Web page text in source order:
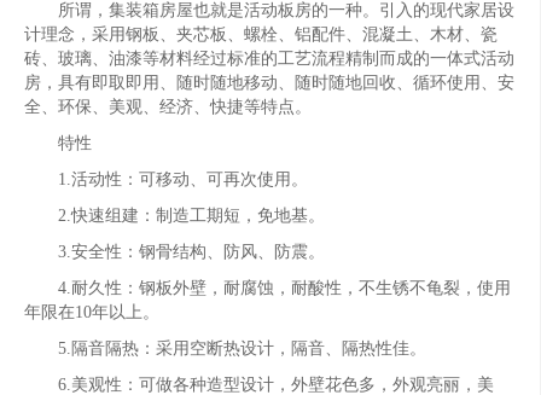
所谓，集装箱房屋也就是活动板房的一种。引入的现代家居设
计理念，采用钢板、夹芯板、螺栓、铝配件、混凝土、木材、瓷
砖、玻璃、油漆等材料经过标准的工艺流程精制而成的一体式活动
房，具有即取即用、随时随地移动、随时随地回收、循环使用、安
全、环保、美观、经济、快捷等特点。
特性
1.活动性：可移动、可再次使用。
2.快速组建：制造工期短，免地基。
3.安全性：钢骨结构、防风、防震。
4.耐久性：钢板外壁，耐腐蚀，耐酸性，不生锈不龟裂，使用
年限在10年以上。
5.隔音隔热：采用空断热设计，隔音、隔热性佳。
6.美观性：可做各种造型设计，外壁花色多，外观亮丽，美